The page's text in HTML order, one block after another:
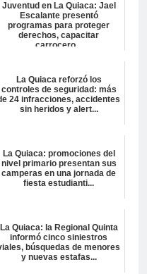
Juventud en La Quiaca: Jael
Escalante presentó
programas para proteger
derechos, capacitar
carrocero...
La Quiaca reforzó los
controles de seguridad: más
24 infracciones, accidentes
sin heridos y alert...
La Quiaca: promociones del
nivel primario presentan sus
camperas en una jornada de
fiesta estudianti...
La Quiaca: la Regional Quinta
informó cinco siniestros
búsquedas de menores
y nuevas estafas...